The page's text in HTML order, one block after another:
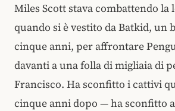
Miles Scott stava combattendo la
quando si è vestito da Batkid, un
cinque anni, per affrontare
davanti a una folla di migliaia di
Francisco. Ha sconfitto i cattivi
cinque anni dopo — ha sconfitto